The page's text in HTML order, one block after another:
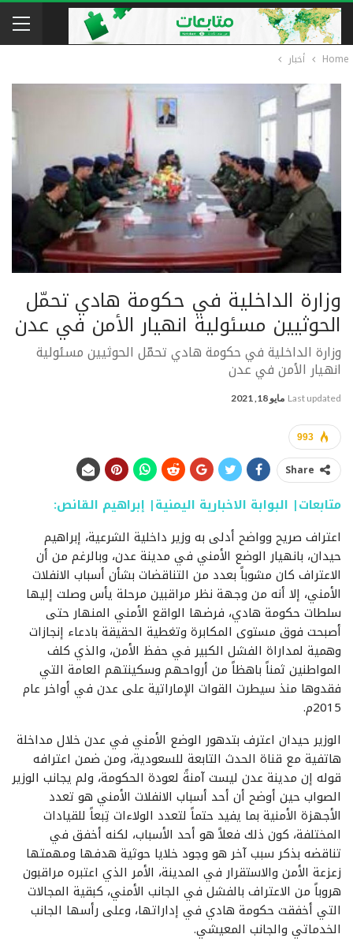
Home أخبار
وزارة الداخلية في حكومة هادي تحمّل
الحوثيين مسئولية انهيار الأمن في عدن
وزارة الداخلية في حكومة هادي تحمّل الحوثيين مسئولية
انهيار الأمن في عدن
Last updated مايو 18, 2021
993
Share
متابعات| البوابة الاخبارية اليمنية| إبراهيم القانص:
اعتراف صريح وواضح أدلى به وزير داخلية الشرعية، إبراهيم
حيدان، بانهيار الوضع الأمني في مدينة عدن، وبالرغم من أن
الاعتراف كان مشوباً بعدد من التناقضات بشأن أسباب الانفلات
الأمني، إلا أنه من وجهة نظر مراقبين مرحلة يأس وصلت إليها
سلطات حكومة هادي، فرضها الواقع الأمني المنهار حتى
أصبحت فوق مستوى المكابرة وتغطية الحقيقة بادعاء إنجازات
وهمية لمداراة الفشل الكبير في حفظ الأمن، والذي كلف
المواطنين ثمناً باهظاً من أرواحهم وسكينتهم العامة التي
فقدوها منذ سيطرت القوات الإماراتية على عدن في أواخر عام
2015م.
الوزير حيدان اعترف بتدهور الوضع الأمني في عدن خلال مداخلة
هاتفية مع قناة الحدث التابعة للسعودية، ومن ضمن اعترافه
قوله إن مدينة عدن ليست آمنةً لعودة الحكومة، ولم يجانب الوزير
الصواب حين أوضح أن أحد أسباب الانفلات الأمني هو تعدد
الأجهزة الأمنية بما يفيد حتماً لتعدد الولاءات تِبعاً للقيادات
المختلفة، كون ذلك فعلاً هو أحد الأسباب، لكنه أخفق في
تناقضه بذكر سبب آخر هو وجود خلايا حوثية هدفها ومهمتها
زعزعة الأمن والاستقرار في المدينة، الأمر الذي اعتبره مراقبون
هروباً من الاعتراف بالفشل في الجانب الأمني، كبقية المجالات
التي أخفقت حكومة هادي في إداراتها، وعلى رأسها الجانب
الخدماتي والجانب المعيشي.